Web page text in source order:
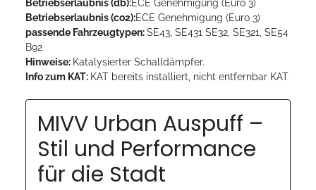
Betriebserlaubnis (db):ECE Genehmigung (Euro 3)
Betriebserlaubnis (co2):ECE Genehmigung (Euro 3)
passende Fahrzeugtypen:SE43, SE431 SE32, SE321, SE54
B92
Hinweise: Katalysierter Schalldämpfer.
Info zum KAT: KAT bereits installiert, nicht entfernbar KAT
MIVV Urban Auspuff –
Stil und Performance
für die Stadt